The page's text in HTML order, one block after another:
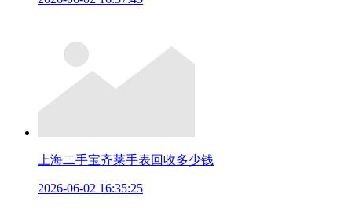
上海二手宝齐莱手表回收多少钱
2026-06-02 16:35:25